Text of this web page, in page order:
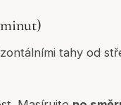
tahy od